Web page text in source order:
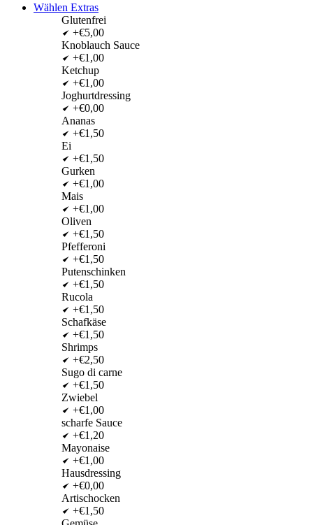
Wählen Extras
Glutenfrei
+€5,00
Knoblauch Sauce
+€1,00
Ketchup
+€1,00
Joghurtdressing
+€0,00
Ananas
+€1,50
Ei
+€1,50
Gurken
+€1,00
Mais
+€1,00
Oliven
+€1,50
Pfefferoni
+€1,50
Putenschinken
+€1,50
Rucola
+€1,50
Schafkäse
+€1,50
Shrimps
+€2,50
Sugo di carne
+€1,50
Zwiebel
+€1,00
scharfe Sauce
+€1,20
Mayonaise
+€1,00
Hausdressing
+€0,00
Artischocken
+€1,50